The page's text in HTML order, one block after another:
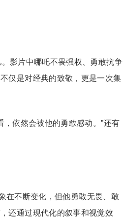
影片中哪吒不畏强权、勇敢抗争
仅是对经典的致敬，更是一次集
依然会被他的勇敢感动。”还有
在不断变化，但他勇敢无畏、敢
还通过现代化的叙事和视觉效